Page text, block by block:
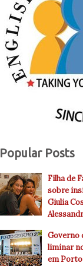
Popular Posts
Filha de
sobre
Giulia
Governo
liminar
em